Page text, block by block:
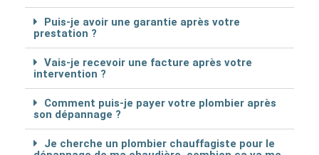
Puis-je avoir une garantie après votre
prestation ?
Vais-je recevoir une facture après votre
intervention ?
Comment puis-je payer votre plombier après
son dépannage ?
Je cherche un plombier chauffagiste pour le